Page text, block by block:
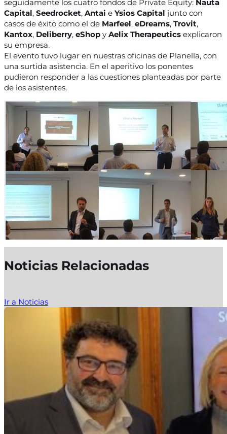
seguidamente los cuatro fondos de Private Equity: Nauta
Capital, Seedrocket, Antai e Ysios Capital junto con
casos de éxito como el de Marfeel, eDreams, Trovit,
Kantox, Deliberry, eShop y Aelix Therapeutics explicaron
su empresa.
El evento tuvo lugar en nuestras oficinas de Planella, con
una surtida asistencia. En el aperitivo los ponentes
pudieron responder a las cuestiones planteadas por parte
de los asistentes.
Noticias Relacionadas
Ir a Noticias